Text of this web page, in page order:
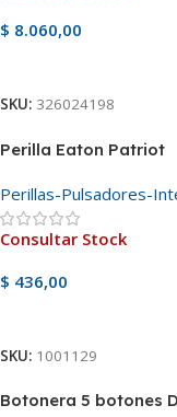
$ 8.060,00
SKU: 326024198
Perilla Eaton Patriot
Perillas-Pulsadores-
Consultar Stock
$ 436,00
SKU: 1001129
Botonera 5 botones